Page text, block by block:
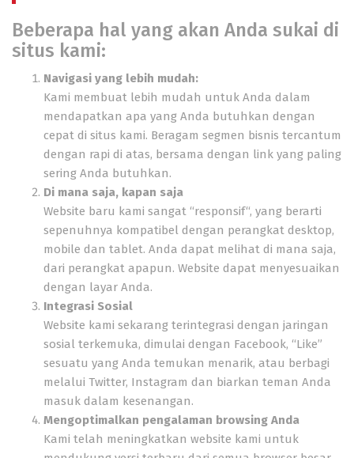
Beberapa hal yang akan Anda sukai di
situs kami:
Navigasi yang lebih mudah:
Kami membuat lebih mudah untuk Anda dalam
mendapatkan apa yang Anda butuhkan dengan
cepat di situs kami. Beragam segmen bisnis tercantum
dengan rapi di atas, bersama dengan link yang paling
sering Anda butuhkan.
Di mana saja, kapan saja
Website baru kami sangat “responsif“, yang berarti
sepenuhnya kompatibel dengan perangkat desktop,
mobile dan tablet. Anda dapat melihat di mana saja,
dari perangkat apapun. Website dapat menyesuaikan
dengan layar Anda.
Integrasi Sosial
Website kami sekarang terintegrasi dengan jaringan
sosial terkemuka, dimulai dengan Facebook, “Like”
sesuatu yang Anda temukan menarik, atau berbagi
melalui Twitter, Instagram dan biarkan teman Anda
masuk dalam kesenangan.
Mengoptimalkan pengalaman browsing Anda
Kami telah meningkatkan website kami untuk